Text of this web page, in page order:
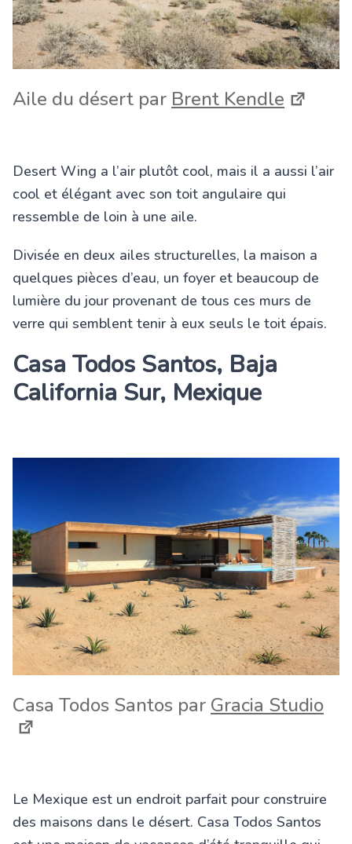
Aile du désert par Brent Kendle
Desert Wing a l’air plutôt cool, mais il a aussi l’air
cool et élégant avec son toit angulaire qui
ressemble de loin à une aile.
Divisée en deux ailes structurelles, la maison a
quelques pièces d’eau, un foyer et beaucoup de
lumière du jour provenant de tous ces murs de
verre qui semblent tenir à eux seuls le toit épais.
Casa Todos Santos, Baja
California Sur, Mexique
Casa Todos Santos par Gracia Studio
Le Mexique est un endroit parfait pour construire
des maisons dans le désert. Casa Todos Santos